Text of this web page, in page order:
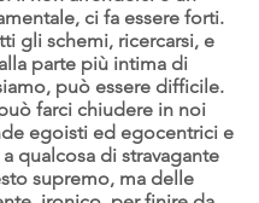
ci fa essere forti.
gli schemi, ricercarsi, e
parte più intima di
può essere difficile.
farci chiudere in noi
egoisti ed egocentrici e
qualcosa di stravagante
supremo, ma delle